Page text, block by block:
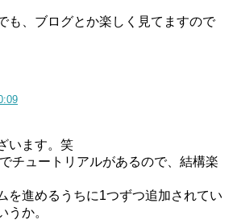
も、ブログとか楽しく見てますので
います。笑
チュートリアルがあるので、結構楽
を進めるうちに1つずつ追加されてい
うか。